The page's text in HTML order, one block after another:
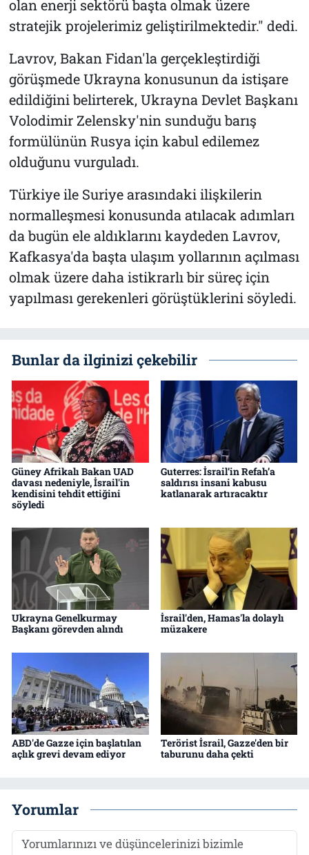
olan enerji sektörü başta olmak üzere
stratejik projelerimiz geliştirilmektedir." dedi.
Lavrov, Bakan Fidan'la gerçekleştirdiği
görüşmede Ukrayna konusunun da istişare
edildiğini belirterek, Ukrayna Devlet Başkanı
Volodimir Zelensky'nin sunduğu barış
formülünün Rusya için kabul edilemez
olduğunu vurguladı.
Türkiye ile Suriye arasındaki ilişkilerin
normalleşmesi konusunda atılacak adımları
da bugün ele aldıklarını kaydeden Lavrov,
Kafkasya'da başta ulaşım yollarının açılması
olmak üzere daha istikrarlı bir süreç için
yapılması gerekenleri görüştüklerini söyledi.
Bunlar da ilginizi çekebilir
Güney Afrikalı Bakan UAD
davası nedeniyle, İsrail'in
kendisini tehdit ettiğini
söyledi
Guterres: İsrail’in Refah’a
saldırısı insani kabusu
katlanarak artıracaktır
Ukrayna Genelkurmay
Başkanı görevden alındı
İsrail'den, Hamas'la dolaylı
müzakere
ABD'de Gazze için başlatılan
açlık grevi devam ediyor
Terörist İsrail, Gazze'den bir
taburunu daha çekti
Yorumlar